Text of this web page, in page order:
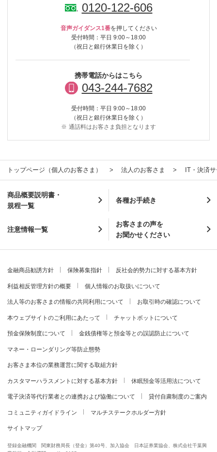
0120-122-606
音声ガイダンス1番を押してください
受付時間：平日 9:00～18:00
（祝日と銀行休業日を除く）
携帯電話からはこちら
043-244-7682
受付時間：平日 9:00～18:00
（祝日と銀行休業日を除く）
※ 通話料はお客さま負担となります
トップページ（個人のお客さま） 法人のお客さま IT・決済
商品概要説明書・
規程一覧
各種お手続き
注意情報一覧
お客さまの声を
お聞かせください
金融商品勧誘方針 保険募集指針 反社会的勢力に対する基本方針
利益相反管理方針の概要 個人情報のお取扱いについて
法人等のお客さまの情報の共同利用について お取引時の確認について
本ウェブサイトのご利用にあたって チャットボットについて
預金保険制度について 金銭債権等と預金等との誤認防止について
マネー・ローンダリング等防止態勢
お客さま本位の業務運営に関する取組方針
カスタマーハラスメントに対する基本方針 休眠預金等活用法について
電子決済等代行業者との連携および協働について 貸付自粛制度のご案内
コミュニティガイドライン マルチステークホルダー方針
サイトマップ
登録金融機関 関東財務局長（登金）第40号、加入協会 日本証券業協会、株式会社千葉興